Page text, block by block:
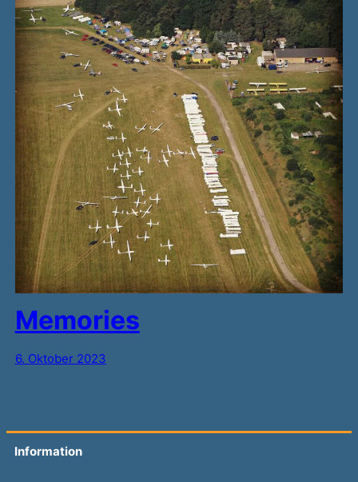
Memories
6. Oktober 2023
Information